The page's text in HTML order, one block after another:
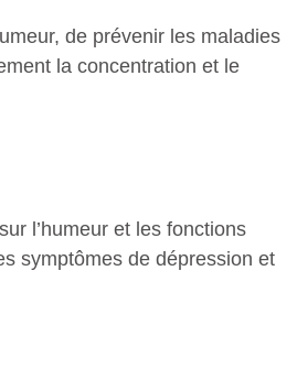
de prévenir les maladies
la concentration et le
l’humeur et les fonctions
symptômes de dépression et